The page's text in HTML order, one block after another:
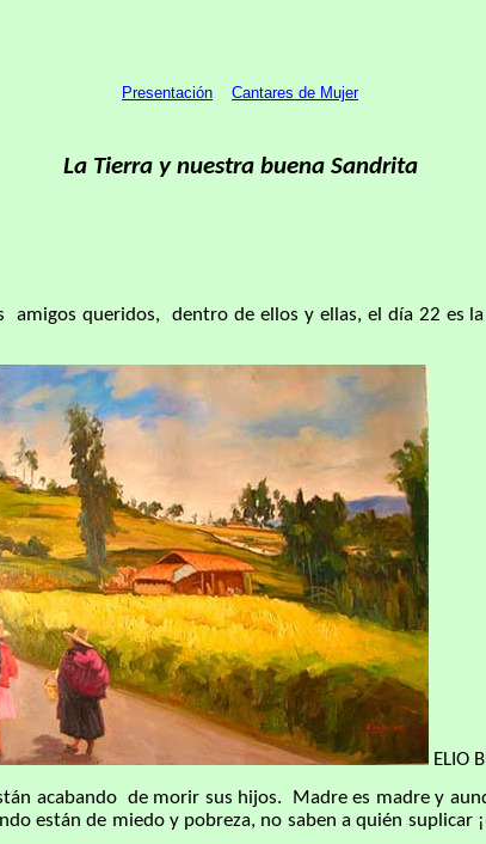
Presentación Cantares de Mujer
La Tierra y nuestra buena Sandrita
queridos, dentro de ellos y ellas, el día 22 es la
ELIO
acabando de morir sus hijos. Madre es madre y
están de miedo y pobreza, no saben a quién